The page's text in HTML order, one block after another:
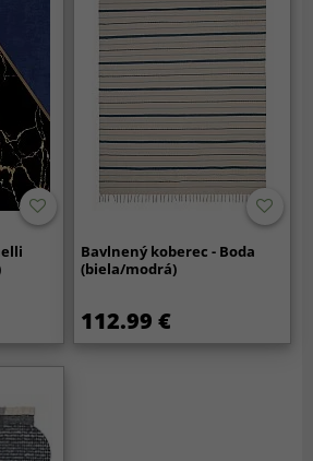
Bavlnený koberec - Boda
(biela/modrá)
112.99 €